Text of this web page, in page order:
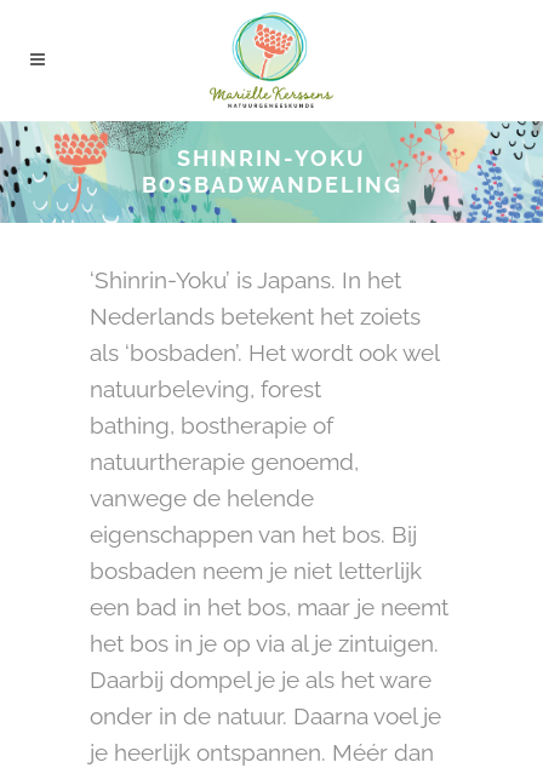
SHINRIN-YOKU
BOSBADWANDELING
‘Shinrin-Yoku’ is Japans. In het
Nederlands betekent het zoiets
als ‘bosbaden’. Het wordt ook wel
natuurbeleving, forest
bathing, bostherapie of
natuurtherapie genoemd,
vanwege de helende
eigenschappen van het bos. Bij
bosbaden neem je niet letterlijk
een bad in het bos, maar je neemt
het bos in je op via al je zintuigen.
Daarbij dompel je je als het ware
onder in de natuur. Daarna voel je
je heerlijk ontspannen. Méér dan